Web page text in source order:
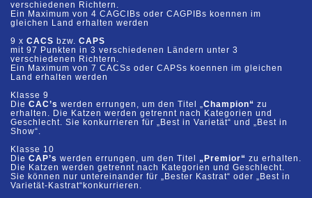
verschiedenen Richtern.
Ein Maximum von 4 CAGCIBs oder CAGPIBs koennen im
gleichen Land erhalten werden
9 x CACS bzw. CAPS
mit 97 Punkten in 3 verschiedenen L ändern unter 3
verschiedenen Richtern.
Ein Maximum von 7 CACSs oder CAPSs koennen im gleichen
Land erhalten werden
Klasse 9
Die CAC’s werden errungen, um den Titel Champion“ zu
erhalten. Die Katzen werden getrennt nach Kategorien und
Geschlecht. Sie konkurrieren für „Best in Varietät“ und „Best in
Show“.
Klasse 10
Die CAP’s werden errungen, um den Titel „Premior“ zu erhalten.
Die Katzen werden getrennt nach Kategorien und Geschlecht.
Sie können nur untereinander für „Bester Kastrat“ oder „Best in
Varietät-Kastrat“konkurrieren.